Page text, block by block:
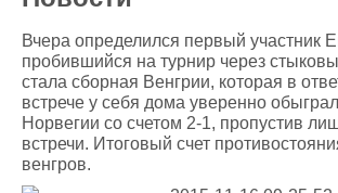
Вчера определился первый участник
пробившийся на турнир через
стала сборная Венгрии, которая в
встрече у себя дома уверенно
Норвегии со счетом 2-1, пропустив
встречи. Итоговый счет
венгров.